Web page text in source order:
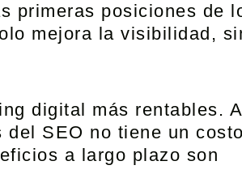
primeras posiciones de
mejora la visibilidad,
digital más rentables. A
SEO no tiene un
a largo plazo son